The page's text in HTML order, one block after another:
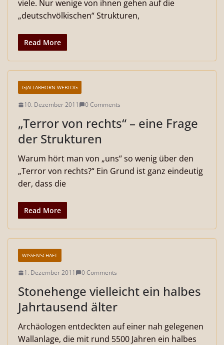
viele. Nur wenige von ihnen gehen auf die
„deutschvölkischen“ Strukturen,
Read More
GJALLARHORN WEBLOG
10. Dezember 2011 0 Comments
„Terror von rechts“ – eine Frage
der Strukturen
Warum hört man von „uns“ so wenig über den
„Terror von rechts?“ Ein Grund ist ganz eindeutig
der, dass die
Read More
WISSENSCHAFT
1. Dezember 2011 0 Comments
Stonehenge vielleicht ein halbes
Jahrtausend älter
Archäologen entdeckten auf einer nah gelegenen
Wallanlage, die mit rund 5500 Jahren ein halbes